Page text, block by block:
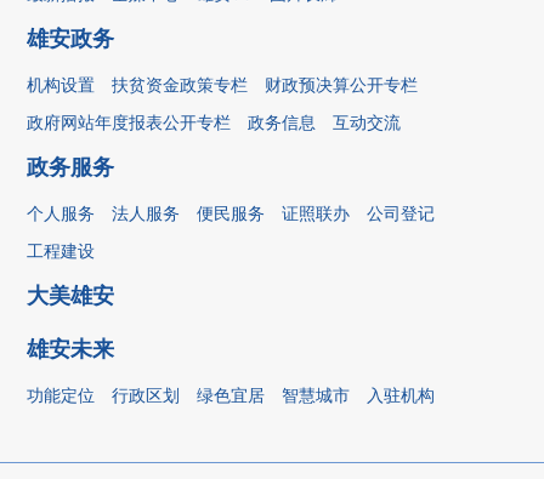
雄安政务
机构设置 扶贫资金政策专栏
财政预决算公开专栏
政府网站年度报表公开专栏
政务信息 互动交流
政务服务
个人服务 法人服务 便民服务 证照联办
公司登记
工程建设
大美雄安
雄安未来
功能定位 行政区划 绿色宜居 智慧城市 入驻机构